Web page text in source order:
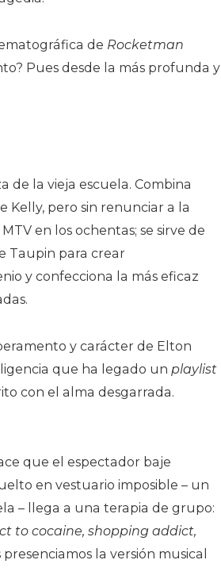
de Rocketman
Pues desde la más profunda y
de la vieja escuela. Combina
Kelly, pero sin renunciar a la
en los ochentas; se sirve de
Taupin para crear
y confecciona la más eficaz
y carácter de Elton
que ha legado un playlist
con el alma desgarrada.
que el espectador baje
en vestuario imposible – un
– llega a una terapia de grupo:
to cocaine, shopping addict,
la versión musical